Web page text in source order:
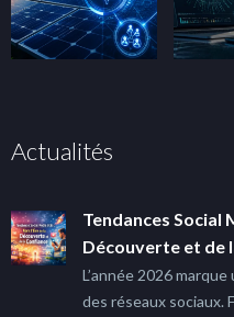
Actualités
Tendances Social
Découverte et de
L’année 2026
des réseaux sociaux.